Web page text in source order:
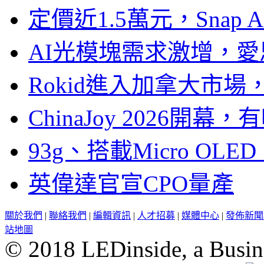
定價近1.5萬元，Snap
AI光模塊需求激增，
Rokid進入加拿大市場
ChinaJoy 2026開幕，
93g、搭載Micro
英偉達官宣CPO量產
關於我們 | 聯絡我們 | 編輯資訊 | 人才招募 | 媒體中心 | 發佈新
站地圖
© 2018 LEDinside, a